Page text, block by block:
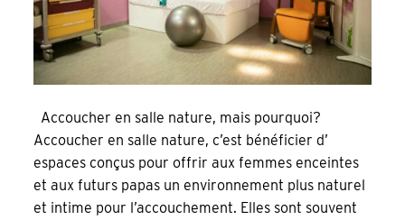
Accoucher en salle nature, mais pourquoi?
Accoucher en salle nature, c’est bénéficier d’
espaces conçus pour offrir aux femmes enceintes
et aux futurs papas un environnement plus naturel
et intime pour l’accouchement. Elles sont souvent